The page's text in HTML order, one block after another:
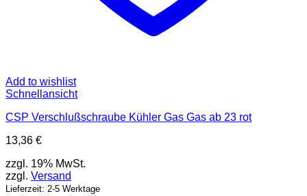
Add to wishlist
Schnellansicht
CSP Verschlußschraube Kühler Gas Gas ab 23 rot
13,36 €
zzgl. 19% MwSt.
zzgl. Versand
Lieferzeit: 2-5 Werktage